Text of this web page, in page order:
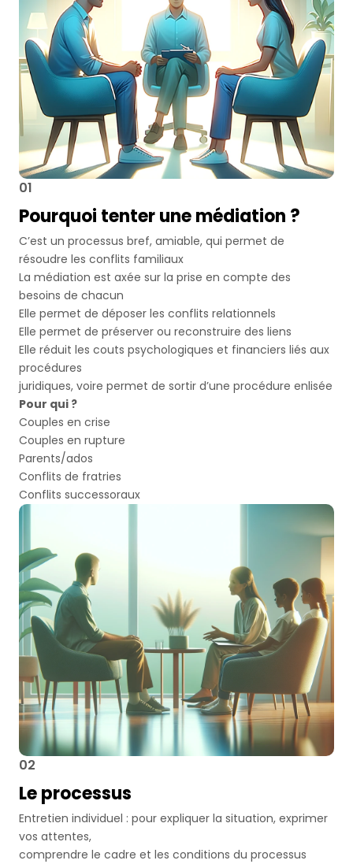
01
Pourquoi tenter une médiation ?
C’est un processus bref, amiable, qui permet de
résoudre les conflits familiaux
La médiation est axée sur la prise en compte des
besoins de chacun
Elle permet de déposer les conflits relationnels
Elle permet de préserver ou reconstruire des liens
Elle réduit les couts psychologiques et financiers liés aux
procédures
juridiques, voire permet de sortir d’une procédure enlisée
Pour qui ?
Couples en crise
Couples en rupture
Parents/ados
Conflits de fratries
Conflits successoraux
02
Le processus
Entretien individuel : pour expliquer la situation, exprimer
vos attentes,
comprendre le cadre et les conditions du processus